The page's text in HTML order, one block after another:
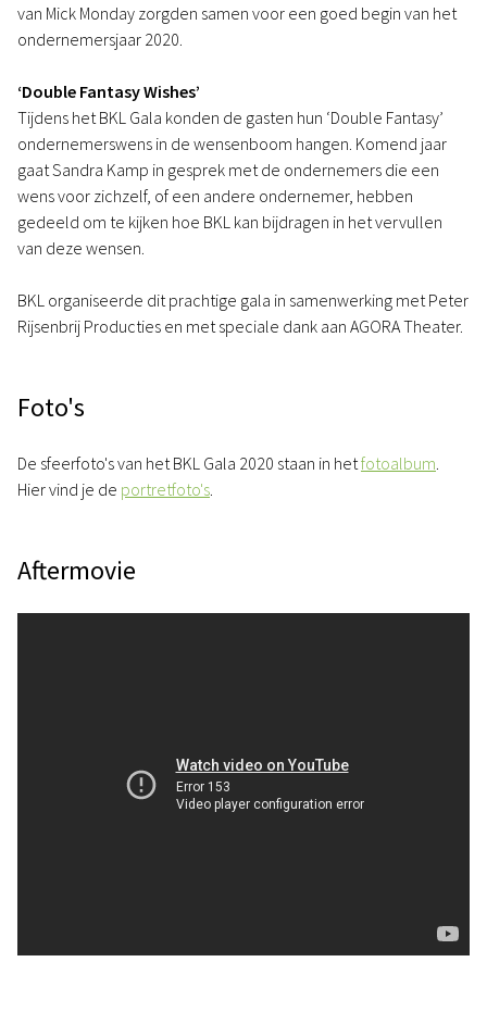
van Mick Monday zorgden samen voor een goed begin van het
ondernemersjaar 2020.
‘Double Fantasy Wishes’
Tijdens het BKL Gala konden de gasten hun ‘Double Fantasy’
ondernemerswens in de wensenboom hangen. Komend jaar
gaat Sandra Kamp in gesprek met de ondernemers die een
wens voor zichzelf, of een andere ondernemer, hebben
gedeeld om te kijken hoe BKL kan bijdragen in het vervullen
van deze wensen.
BKL organiseerde dit prachtige gala in samenwerking met Peter
Rijsenbrij Producties en met speciale dank aan AGORA Theater.
Foto's
De sfeerfoto's van het BKL Gala 2020 staan in hetfotoalbum.
Hier vind je de portretfoto's.
Aftermovie